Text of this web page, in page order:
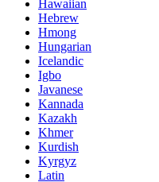
Hawaiian
Hebrew
Hmong
Hungarian
Icelandic
Igbo
Javanese
Kannada
Kazakh
Khmer
Kurdish
Kyrgyz
Latin